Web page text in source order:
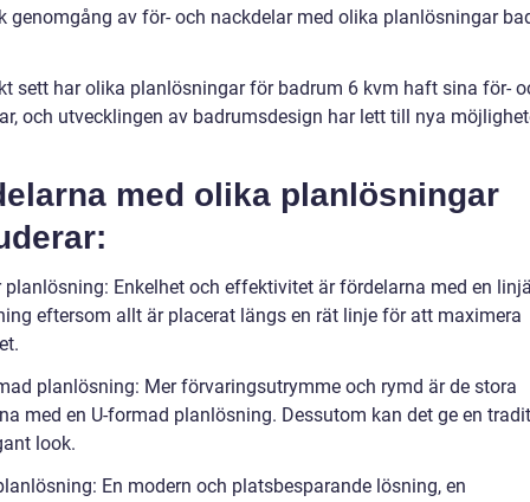
genomgång av för- och nackdelar med olika planlösningar
sett har olika planlösningar för badrum 6 kvm haft sina för-
och utvecklingen av badrumsdesign har lett till nya
med olika planlösningar
planlösning: Enkelhet och effektivitet är fördelarna med en
eftersom allt är placerat längs en rät linje för att maximera
planlösning: Mer förvaringsutrymme och rymd är de stora
med en U-formad planlösning. Dessutom kan det ge en
look.
En modern och platsbesparande lösning, en